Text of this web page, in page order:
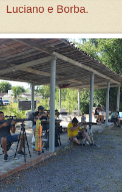
Luciano e Borba.